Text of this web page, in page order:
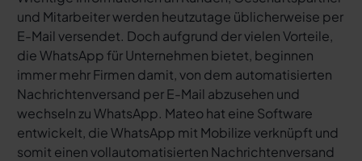
und Mitarbeiter werden heutzutage üblicherweise per
E-Mail versendet. Doch aufgrund der vielen Vorteile,
die WhatsApp für Unternehmen bietet, beginnen
immer mehr Firmen damit, von dem automatisierten
Nachrichtenversand per E-Mail abzusehen und
wechseln zu WhatsApp. Mateo hat eine Software
entwickelt, die WhatsApp mit Mobilize verknüpft und
somit einen vollautomatisierten Nachrichtenversand